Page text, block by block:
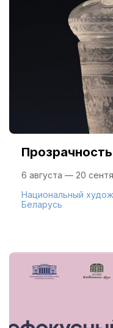
Прозрачность
6 августа — 20
Национальный
Беларусь